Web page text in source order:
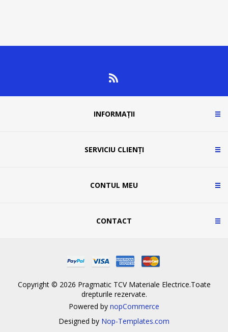
INFORMAȚII
SERVICIU CLIENȚI
CONTUL MEU
CONTACT
Copyright © 2026 Pragmatic TCV Materiale Electrice.Toate
drepturile rezervate.
Powered by nopCommerce
Designed by Nop-Templates.com